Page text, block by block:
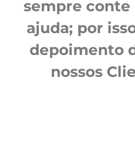
sempre conte
ajuda; por
depoimento
nossos